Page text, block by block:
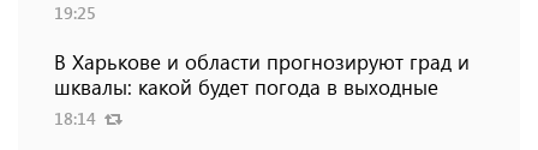
19:25
В Харькове и области прогнозируют град и
шквалы: какой будет погода в выходные
18:14